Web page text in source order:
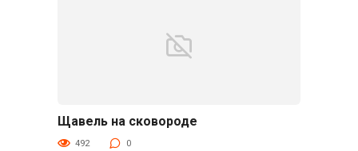
Щавель на сковороде
492 0